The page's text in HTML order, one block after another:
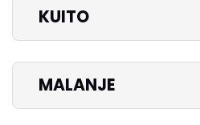
KUITO
MALANJE